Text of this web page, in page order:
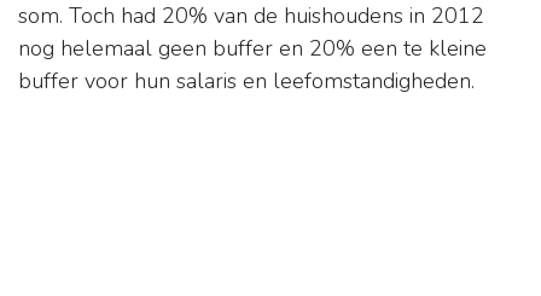
som. Toch had 20% van de huishoudens in 2012
nog helemaal geen buffer en 20% een te kleine
buffer voor hun salaris en leefomstandigheden.